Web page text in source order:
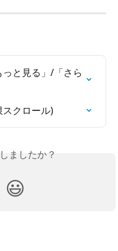
と見る」/「さら
クロール)
ましたか？
😃